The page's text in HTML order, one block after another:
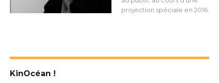
projection spéciale en 2016.
KinOcéan !